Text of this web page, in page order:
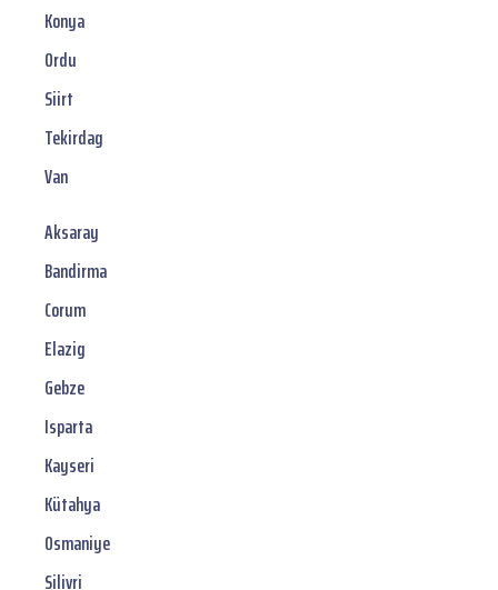
Konya
Ordu
Siirt
Tekirdag
Van
Aksaray
Bandirma
Corum
Elazig
Gebze
Isparta
Kayseri
Kütahya
Osmaniye
Silivri